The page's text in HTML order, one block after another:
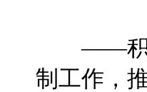
——积极
制工作，